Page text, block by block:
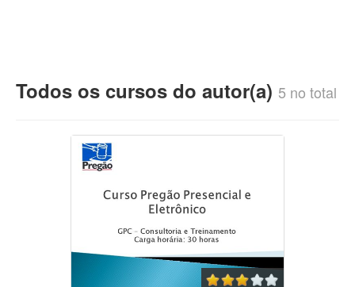
Todos os cursos do autor(a) 5 no total